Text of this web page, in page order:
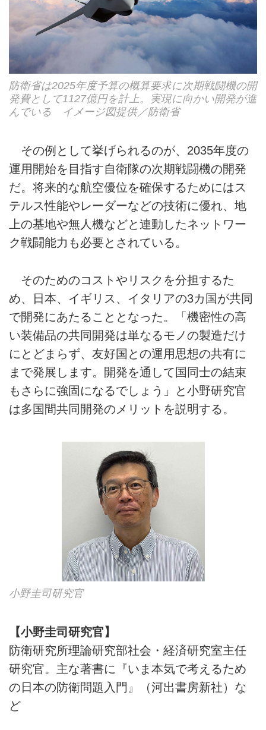
防衛省は2025年度予算の概算要求に次期戦闘機の開
発費として1127億円を計上。実現に向かい開発が進
んでいる イメージ図提供／防衛省
その例として挙げられるのが、2035年度の
運用開始を目指す自衛隊の次期戦闘機の開発
だ。将来的な航空優位を確保するためにはス
テルス性能やレーダーなどの技術に優れ、地
上の基地や無人機などと連動したネットワー
ク戦闘能力も必要とされている。
そのためのコストやリスクを分担するた
め、日本、イギリス、イタリアの3カ国が共同
で開発にあたることとなった。「機密性の高
い装備品の共同開発は単なるモノの製造だけ
にとどまらず、友好国との運用思想の共有に
まで発展します。開発を通して国同士の結束
もさらに強固になるでしょう」と小野研究官
は多国間共同開発のメリットを説明する。
小野圭司研究官
【小野圭司研究官】
防衛研究所理論研究部社会・経済研究室主任
研究官。主な著書に『いま本気で考えるため
の日本の防衛問題入門』（河出書房新社）な
ど